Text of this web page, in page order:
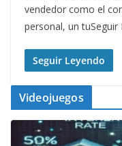
vendedor como el
personal, un tuSeguir
Seguir Leyendo
Videojuegos